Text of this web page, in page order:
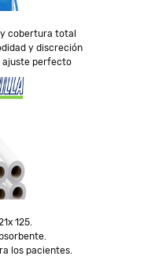
cobertura total
y discreción
ajuste perfecto
125.